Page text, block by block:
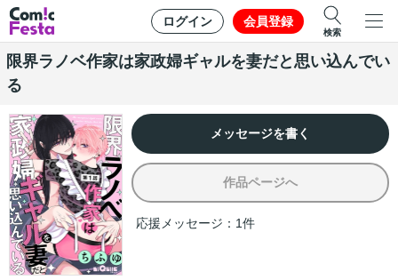
ログイン 会員登録
検索
限界ラノベ作家は家政婦ギャルを妻だと思い込んでい
る
メッセージを書く
作品ページへ
応援メッセージ： 1件